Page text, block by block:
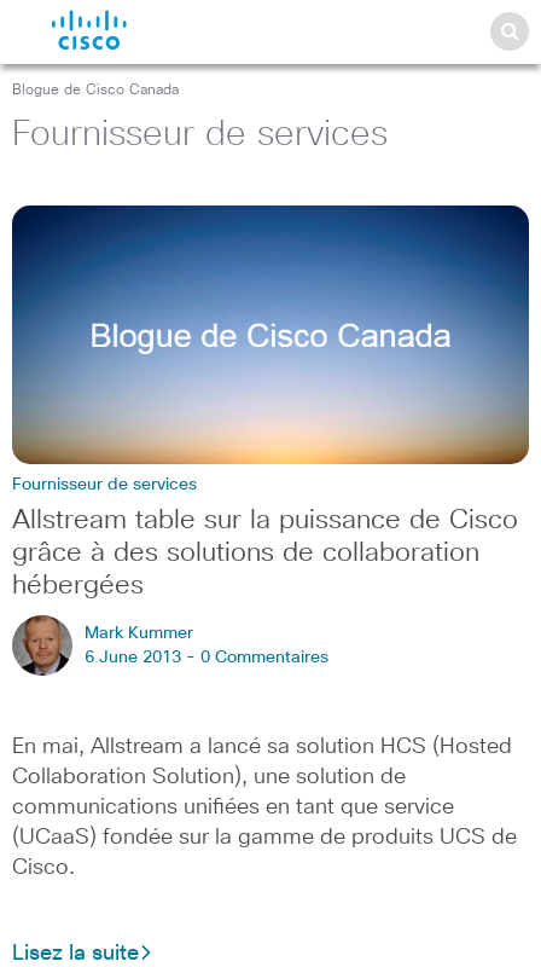
Blogue de Cisco Canada
Fournisseur de services
Fournisseur de services
Allstream table sur la puissance de Cisco
grâce à des solutions de collaboration
hébergées
Mark Kummer
6 June 2013 - 0 Commentaires
En mai, Allstream a lancé sa solution HCS (Hosted
Collaboration Solution), une solution de
communications unifiées en tant que service
(UCaaS) fondée sur la gamme de produits UCS de
Cisco.
Lisez la suite